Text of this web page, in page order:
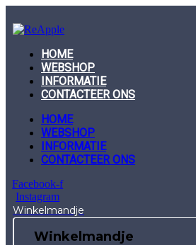
to
content
HOME
WEBSHOP
INFORMATIE
CONTACTEER ONS
HOME
WEBSHOP
INFORMATIE
CONTACTEER ONS
Facebook-f
Instagram
Winkelmandje
Winkelmandje